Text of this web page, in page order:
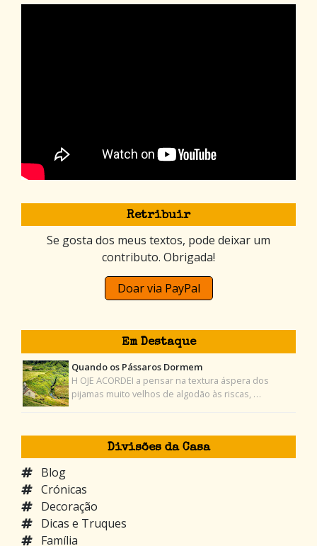
Retribuir
Se gosta dos meus textos, pode deixar um
contributo. Obrigada!
Doar via PayPal
Em Destaque
Quando os Pássaros Dormem
H OJE ACORDEI a pensar na textura áspera dos
pijamas muito velhos de algodão às riscas, …
Divisões da Casa
Blog
Crónicas
Decoração
Dicas e Truques
Família